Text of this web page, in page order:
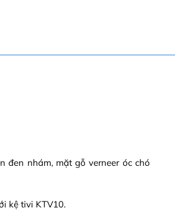
đen nhám, mặt gỗ verneer óc chó
kệ tivi KTV10.